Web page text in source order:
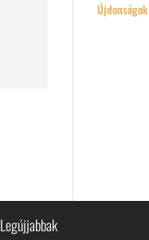
Újdonságok
Legújjabbak